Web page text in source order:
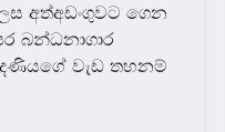
අත්අඩංගුවට ගෙන
බන්ධනාගාර
වැඩ තහනම්